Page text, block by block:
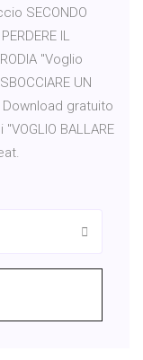
SECONDO
IL
"Voglio
UN
Download gratuito
BALLARE